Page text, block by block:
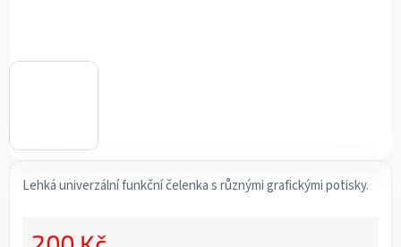
Lehká univerzální funkční čelenka s různými grafickými potisky.